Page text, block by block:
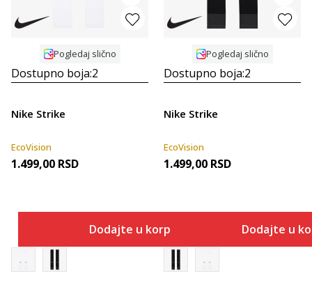
Pogledaj slično
Dostupno boja:2
Nike Strike
EcoVision
1.499,00 RSD
Dodajte u korpu
Pogledaj slično
Dostupno boja:2
Nike Strike
EcoVision
1.499,00 RSD
Dodajte u